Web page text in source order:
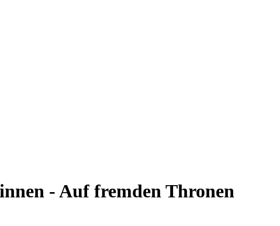
- Auf fremden Thronen